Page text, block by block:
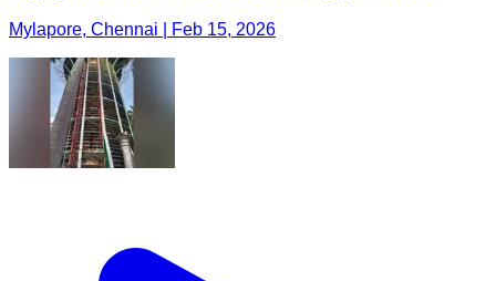
Mylapore, Chennai | Feb 15, 2026